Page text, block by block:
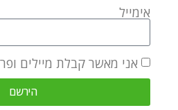
director of
Institute
BRI has
אימייל
אני מאשר קבלת מיילים
הירשם